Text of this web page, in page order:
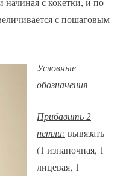
с пошаговым
Условные
обозначения
Прибавить 2
петли: вывязать
(1 изнаночная, 1
лицевая, 1